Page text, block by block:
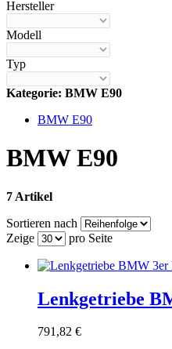
Hersteller
Modell
Typ
Kategorie: BMW E90
BMW E90
BMW E90
7 Artikel
Sortieren nach
Zeige
pro Seite
Lenkgetriebe
791,82 €